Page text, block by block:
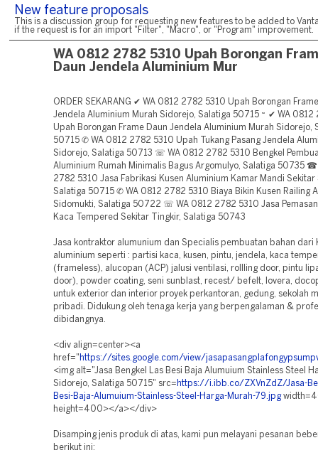
New feature proposals
This is a discussion group for requesting new features to be added to
if the request is for an import "Filter", "Macro", or "Program" improvement.
WA 0812 2782 5310 Upah Borongan
Daun Jendela Aluminium Mur
ORDER SEKARANG ✔ WA 0812 2782 5310 Upah Borongan
Jendela Aluminium Murah Sidorejo, Salatiga 50715 ~ ✔ WA 0812
Upah Borongan Frame Daun Jendela Aluminium Murah Sidorejo,
50715 ✆ WA 0812 2782 5310 Upah Tukang Pasang Jendela
Sidorejo, Salatiga 50713 ☏ WA 0812 2782 5310 Bengkel
Aluminium Rumah Minimalis Bagus Argomulyo, Salatiga 50735 ☎
2782 5310 Jasa Fabrikasi Kusen Aluminium Kamar Mandi Sekitar
Salatiga 50715 ✆ WA 0812 2782 5310 Biaya Bikin Kusen Railing
Sidomukti, Salatiga 50722 ☏ WA 0812 2782 5310 Jasa
Kaca Tempered Sekitar Tingkir, Salatiga 50743
Jasa kontraktor alumunium dan Specialis pembuatan bahan dari
aluminium seperti : partisi kaca, kusen, pintu, jendela, kaca
(frameless), alucopan (ACP) jalusi ventilasi, rollling door, pintu
door), powder coating, seni sunblast, recest/ befelt, lovera,
untuk exterior dan interior proyek perkantoran, gedung, sekolah
pribadi. Didukung oleh tenaga kerja yang berpengalaman &
dibidangnya.
<div align=center><a
href=" https://sites.google.com/view/
<img alt="Jasa Bengkel Las Besi Baja Alumuium Stainless Steel
Sidorejo, Salatiga 50715" src= https://i.ibb.co/ZXVnZdZ/Jasa-
Besi-Baja-Alumuium-Stainless-Steel-Harga-Murah-79.jpg
height=400></a></div>
Disamping jenis produk di atas, kami pun melayani pesanan
berikut ini: